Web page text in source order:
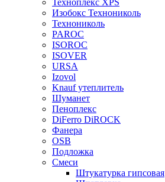
Техноплекс XPS
Изобокс Технониколь
Технониколь
PAROC
ISOROC
ISOVER
URSA
Izovol
Knauf утеплитель
Шуманет
Пеноплекс
DiFerro DiROCK
Фанера
OSB
Подложка
Смеси
Штукатурка гипсовая